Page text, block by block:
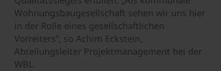
Wohnungsbaugesellschaft sehen wir uns hier
in der Rolle eines gesellschaftlichen
Vorreiters“, so Achim Eckstein,
Abteilungsleiter Projektmanagement bei der
WBL.